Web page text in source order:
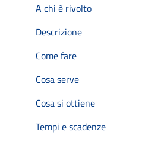
A chi è rivolto
Descrizione
Come fare
Cosa serve
Cosa si ottiene
Tempi e scadenze